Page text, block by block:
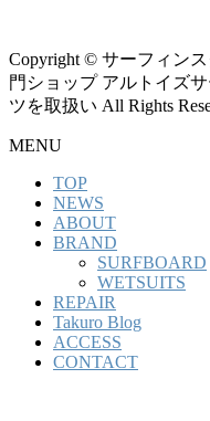
Copyright © サーフィン
門ショップ アルトイズ
ツを取扱い All Rights
MENU
TOP
NEWS
ABOUT
BRAND
SURFBOARD
WETSUITS
REPAIR
Takuro Blog
ACCESS
CONTACT